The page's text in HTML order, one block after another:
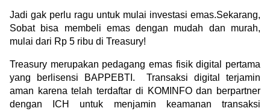
Jadi gak perlu ragu untuk mulai investasi emas.Sekarang,
Sobat bisa membeli emas dengan mudah dan murah,
mulai dari Rp 5 ribu di Treasury!
Treasury merupakan pedagang emas fisik digital pertama
yang berlisensi BAPPEBTI.  Transaksi digital terjamin
aman karena telah terdaftar di KOMINFO dan berpartner
dengan ICH untuk menjamin keamanan transaksi